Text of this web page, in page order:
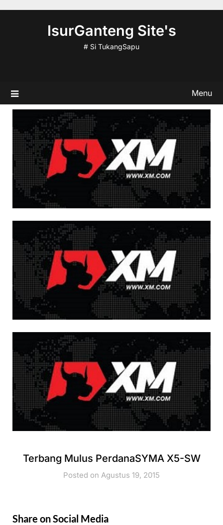
IsurGanteng Site's
# Si TukangSapu
Menu
Terbang Mulus PerdanaSYMA X5-SW
Posted on Agustus 19, 2015
Share on Social Media